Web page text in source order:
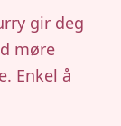
gir deg
møre
Enkel å